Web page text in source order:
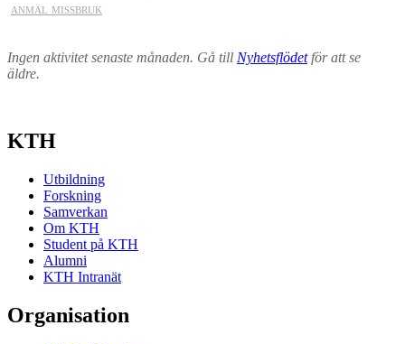
anmäl missbruk
Ingen aktivitet senaste månaden. Gå till Nyhetsflödetför att se
äldre.
KTH
Utbildning
Forskning
Samverkan
Om KTH
Student på KTH
Alumni
KTH Intranät
Organisation